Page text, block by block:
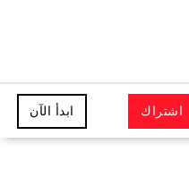
اشتراك ابدأ الآن